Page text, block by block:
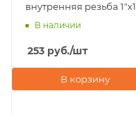
внутренняя резьба 1"х1"
ДУ 26 мм Valfex
В наличии
253 руб./шт
В корзину